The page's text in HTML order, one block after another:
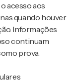
acesso aos
quando houver
Informações
continuam
prova.